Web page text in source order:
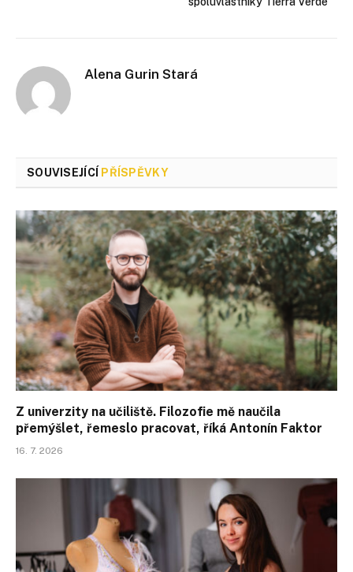
Alena Gurin Stará
SOUVISEJÍCÍ PŘÍSPĚVKY
Z univerzity na učiliště. Filozofie mě naučila
přemýšlet, řemeslo pracovat, říká Antonín Faktor
16. 7. 2026